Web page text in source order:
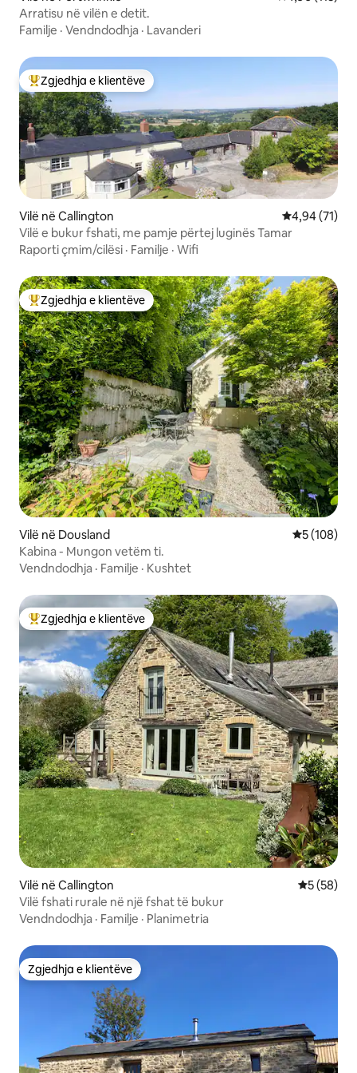
Arratisu në vilën e detit.
Familje · Vendndodhja · Lavanderi
Më të mirat e zgjedhjeve të klientëve
Zgjedhja e klientëve
Vilë në Callington Vlerësimi
4,94 (71)
Vilë e bukur fshati, me pamje përtej luginës Tamar
Raporti çmim/cilësi · Familje · Wifi
Më të mirat e zgjedhjeve të klientëve
Zgjedhja e klientëve
Vilë në Dousland Vlerësimi
5 (108)
Kabina - Mungon vetëm ti.
Vendndodhja · Familje · Kushtet
Më të mirat e zgjedhjeve të klientëve
Zgjedhja e klientëve
Vilë në Callington Vlerësimi
5 (58)
Vilë fshati rurale në një fshat të bukur
Vendndodhja · Familje · Planimetria
Zgjedhja e klientëve
Zgjedhja e klientëve